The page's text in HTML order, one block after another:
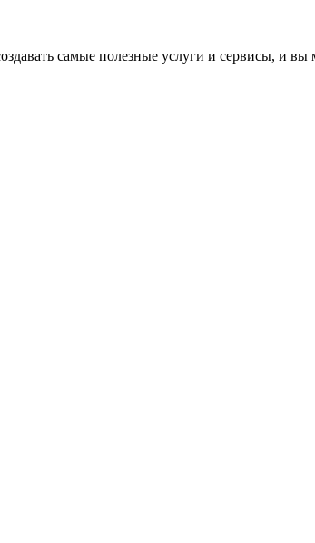
самые полезные услуги и сервисы, и